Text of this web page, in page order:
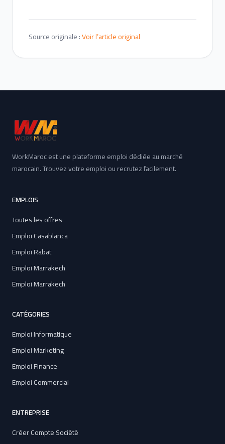
Source originale :Voir l’article original
WorkMaroc est une plateforme emploi dédiée au marché
marocain. Trouvez votre emploi ou recrutez facilement.
EMPLOIS
Toutes les offres
Emploi Casablanca
Emploi Rabat
Emploi Marrakech
Emploi Marrakech
CATÉGORIES
Emploi Informatique
Emploi Marketing
Emploi Finance
Emploi Commercial
ENTREPRISE
Créer Compte Société